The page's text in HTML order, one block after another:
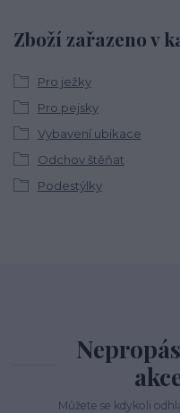
Zboží zařazeno v
Pro ježky
Pro pejsky
Vybavení ubikace
Odchov štěňat
Podestýlky
Můžete se kdykoli